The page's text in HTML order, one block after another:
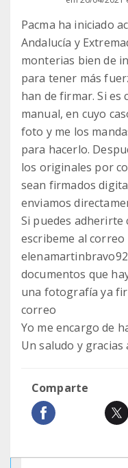
Pacma ha iniciado
Andalucía y
monterias bien de
para tener más
han de firmar. Si
manual, en cuyo
foto y me los
para hacerlo.
los originales por
sean firmados
enviamos
Si puedes
escribeme al correo
documentos que
una fotografía ya
correo
Yo me encargo de
Un saludo y gracias
Comparte